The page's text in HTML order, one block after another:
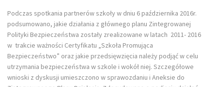
Podczas spotkania partnerów szkoły w dniu 6 października 2016r.
podsumowano, jakie działania z głównego planu Zintegrowanej
Polityki Bezpieczeństwa zostały zrealizowane w latach 2011- 2016
w trakcie ważności Certyfikatu „Szkoła Promująca
Bezpieczeństwo” oraz jakie przedsięwzięcia należy podjąć w celu
utrzymania bezpieczeństwa w szkole i wokół niej. Szczegółowe
wnioski z dyskusji umieszczono w sprawozdaniu i Aneksie do